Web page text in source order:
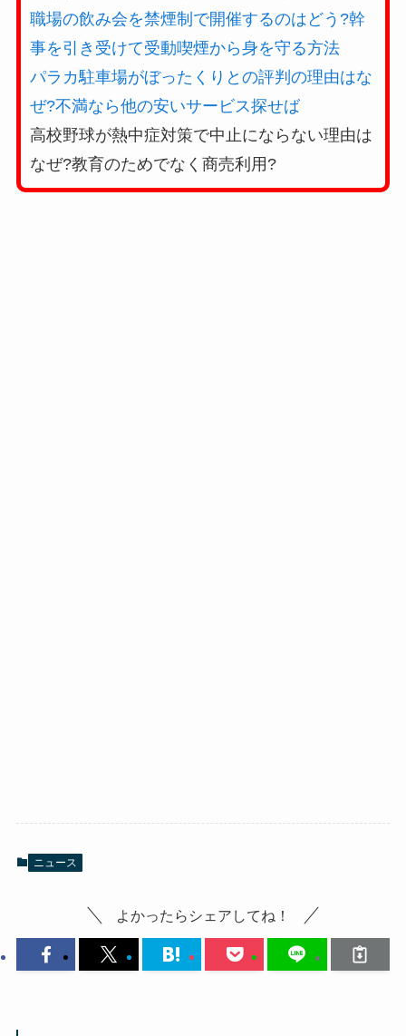
職場の飲み会を禁煙制で開催するのはどう?幹
事を引き受けて受動喫煙から身を守る方法
パラカ駐車場がぼったくりとの評判の理由はな
ぜ?不満なら他の安いサービス探せば
高校野球が熱中症対策で中止にならない理由は
なぜ?教育のためでなく商売利用?
ニュース
よかったらシェアしてね！